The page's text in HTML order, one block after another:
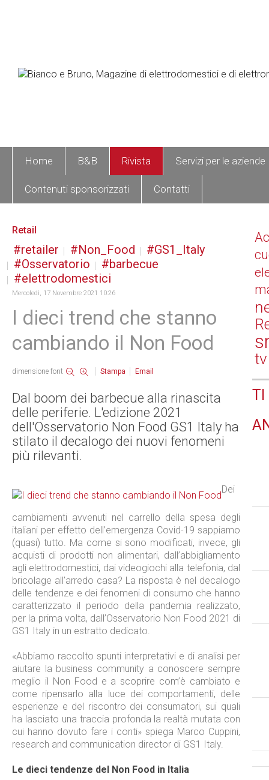
Home B&B Rivista Servizi per le aziende
Contenuti sponsorizzati Contatti
Retail
retailer Non_Food
GS1_Italy
Osservatorio
barbecue
elettrodomestici
Mercoledì, 17 Novembre 2021 10:26
I dieci trend che stanno
cambiando il Non Food
dimensione font Stampa Email
Dal boom dei barbecue alla rinascita
delle periferie. L'edizione 2021
dell'Osservatorio Non Food GS1 Italy ha
stilato il decalogo dei nuovi fenomeni
più rilevanti.
Dei
cambiamenti avvenuti nel carrello della spesa degli
italiani per effetto dell’emergenza Covid-19 sappiamo
(quasi) tutto. Ma come si sono modificati, invece, gli
acquisti di prodotti non alimentari, dall’abbigliamento
agli elettrodomestici, dai videogiochi alla telefonia, dal
bricolage all’arredo casa? La risposta è nel decalogo
delle tendenze e dei fenomeni di consumo che hanno
caratterizzato il periodo della pandemia realizzato,
per la prima volta, dall’Osservatorio Non Food 2021 di
GS1 Italy in un estratto dedicato.
«Abbiamo raccolto spunti interpretativi e di analisi per
aiutare la business community a conoscere sempre
meglio il Non Food e a scoprire com’è cambiato e
come ripensarlo alla luce dei comportamenti, delle
esperienze e del riscontro dei consumatori, sui quali
ha lasciato una traccia profonda la realtà mutata con
cui hanno dovuto fare i conti» spiega Marco Cuppini,
research and communication director di GS1 Italy.
Le dieci tendenze del Non Food in Italia
tv
TI